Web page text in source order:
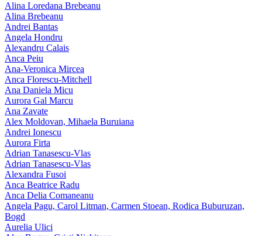
Alina Loredana Brebeanu
Alina Brebeanu
Andrei Bantas
Angela Hondru
Alexandru Calais
Anca Peiu
Ana-Veronica Mircea
Anca Florescu-Mitchell
Ana Daniela Micu
Aurora Gal Marcu
Ana Zavate
Alex Moldovan, Mihaela Buruiana
Andrei Ionescu
Aurora Firta
Adrian Tanasescu‑Vlas
Adrian Tanasescu-Vlas
Alexandra Fusoi
Anca Beatrice Radu
Anca Delia Comaneanu
Angela Pagu, Carol Litman, Carmen Stoean, Rodica Buburuzan,
Bogd
Aurelia Ulici